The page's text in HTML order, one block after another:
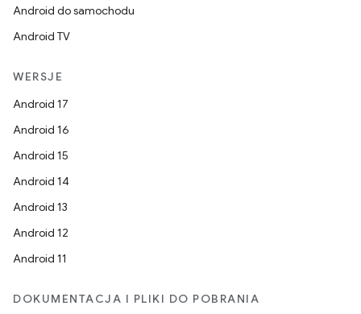
Android do samochodu
Android TV
WERSJE
Android 17
Android 16
Android 15
Android 14
Android 13
Android 12
Android 11
DOKUMENTACJA I PLIKI DO POBRANIA